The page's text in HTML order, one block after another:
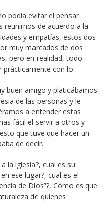
podía evitar el pensar
reunirnos de acuerdo a la
y empatías, estos dos
muy marcados de dos
pero en realidad, todo
prácticamente con lo
buen amigo y platicábamos
de las personas y le
a entender estas
fácil el servir a otros y
que tuve que hacer un
de decir.
la iglesia?, cual es su
ese lugar?, cual es el
de Dios”?, Cómo es que
de quienes